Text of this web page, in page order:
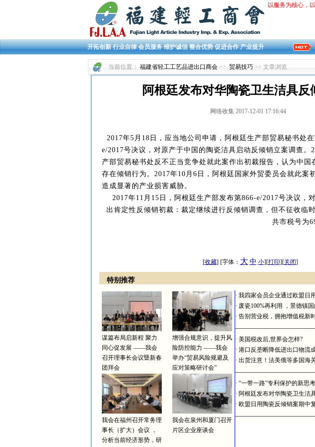
以服务为核心，
开拓创新 行业自律 会员服务 维护诚信 整合优势 促进合作 产业提升
当前位置： 福建省轻工工艺品进出口商会 >> 贸易技巧 >> 文章浏览
阿根廷发布对华陶瓷卫生洁具反
网络收集 2017-12-01 17:16:44
2017年5月18日，应当地公司申请，阿根廷生产部贸易秘书处
e/2017号决议，对原产于中国的陶瓷洁具启动反倾销立案调查。
产部贸易秘书处反不正当竞争处就此案作出初裁报告，认为中国
存在倾销行为。2017年10月6日，阿根廷国家外贸委员会就此案
造成显著的产业损害威胁。
2017年11月15日，阿根廷生产部发布第866-e/2017号决议，
出肯定性反倾销初裁：裁定继续进行反倾销调查，但不征收临
共市税号为
（来源：佛山
[收藏] [字体： 大 中 小][打印][关闭]
特别推荐
谋篇布局启新程 聚力
同心促发展 ——我会
召开理事长会议暨新春
团拜会
增强合规意识，提升风
险防控能力 ——我会
举办“贸易风险规避及
应对策略研讨会”
我会在福州召开常务理
事长（扩大）会议 ，
分析当前经济形势，研
我会在泉州和厦门召开
片区企业座谈会
· 我四家会员企业通过欧盟日
· 废瓷100%再利用 ，景德镇
· 告别营业税，拥抱增值税新
· 美国税改后,世界会怎样?
· 港口反垄断降低进出口物流
· 出货注意！法美俄等多国海
· “一带一路”专利保护的新思考
· 阿根廷发布对华陶瓷卫生洁
· 欧盟日用陶瓷反倾销案期中